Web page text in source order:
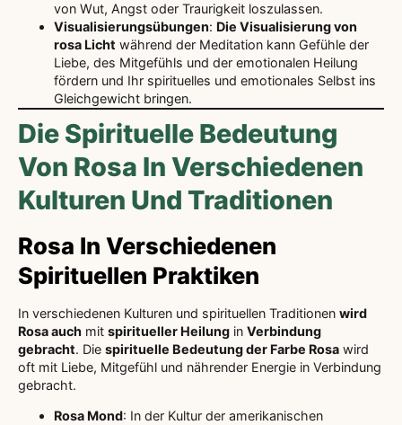
von Wut, Angst oder Traurigkeit loszulassen.
Visualisierungsübungen: Die Visualisierung von
rosa Licht während der Meditation kann Gefühle der
Liebe, des Mitgefühls und der emotionalen Heilung
fördern und Ihr spirituelles und emotionales Selbst ins
Gleichgewicht bringen.
Die Spirituelle Bedeutung
Von Rosa In Verschiedenen
Kulturen Und Traditionen
Rosa In Verschiedenen
Spirituellen Praktiken
In verschiedenen Kulturen und spirituellen Traditionen wird
Rosa auch mit spiritueller Heilung in Verbindung
gebracht. Die spirituelle Bedeutung der Farbe Rosa wird
oft mit Liebe, Mitgefühl und nährender Energie in Verbindung
gebracht.
Rosa Mond: In der Kultur der amerikanischen